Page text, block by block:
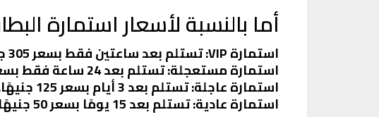
أما بالنسبة لأسعار استمارة
استمارة VIP: تستلم بعد ساعتين فقط بسعر 305 جنيهًا.
استمارة مستعجلة: تستلم بعد 24 ساعة فقط بسعر 175 جنيهًا.
استمارة عاجلة: تستلم بعد 3 أيام بسعر 125 جنيهًا.
استمارة عادية: تستلم بعد 15 يومًا بسعر 50 جنيهًا.